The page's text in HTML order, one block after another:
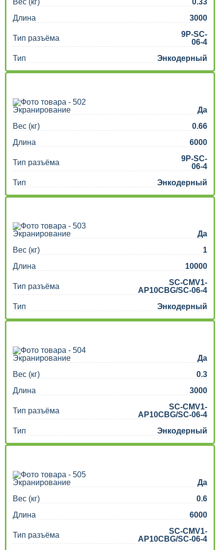
Вес (кг)
0.33
Длина
3000
Тип разъёма
9P-SC-
06-4
Тип
Энкодерный
Экранирование
Да
Вес (кг)
0.66
Длина
6000
Тип разъёма
9P-SC-
06-4
Тип
Энкодерный
Экранирование
Да
Вес (кг)
1
Длина
10000
Тип разъёма
SC-CMV1-
AP10CBG/SC-06-4
Тип
Энкодерный
Экранирование
Да
Вес (кг)
0.3
Длина
3000
Тип разъёма
SC-CMV1-
AP10CBG/SC-06-4
Тип
Энкодерный
Экранирование
Да
Вес (кг)
0.6
Длина
6000
Тип разъёма
SC-CMV1-
AP10CBG/SC-06-4